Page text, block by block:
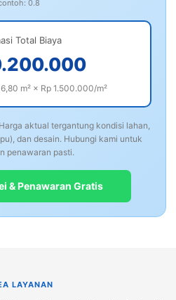
0.8
Total Biaya
m² × Rp 1.500.000/m²
aktual tergantung kondisi lahan,
dan desain. Hubungi kami untuk
penawaran pasti.
& Penawaran Gratis
LAYANAN